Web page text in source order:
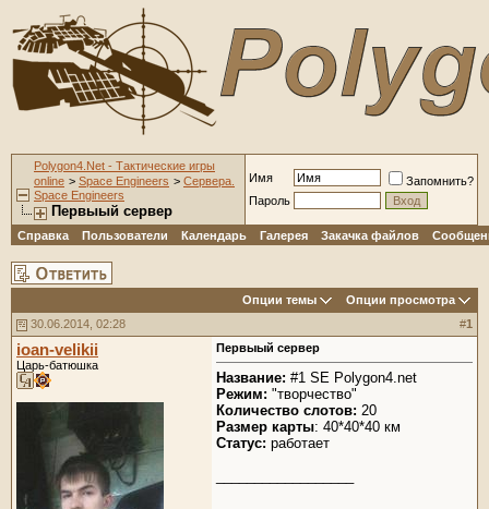
Polygon4.Net - Тактические игры
online > Space Engineers > Сервера.
Space Engineers
Первыый сервер
Имя
Запомнить?
Пароль
Справка Пользователи Календарь Галерея Закачка файлов
Опции темы
Опции просмотра
30.06.2014, 02:28
#1
ioan-velikii
Царь-батюшка
Первыый сервер
Название: #1 SE Polygon4.net
Режим: "творчество"
Количество слотов: 20
Размер карты: 40*40*40 км
Статус: работает